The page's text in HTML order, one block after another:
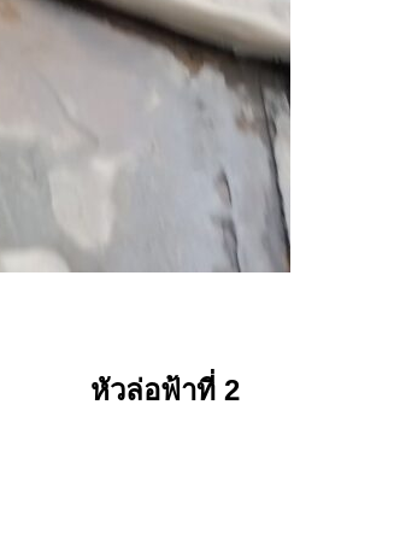
หัวล่อฟ้าที่ 2